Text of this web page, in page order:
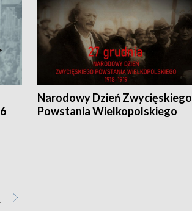
Narodowy Dzień Zwycięskiego
Powstania Wielkopolskiego